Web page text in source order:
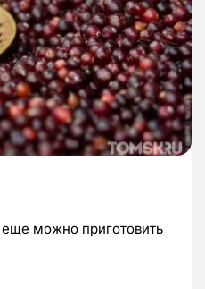
еще можно приготовить